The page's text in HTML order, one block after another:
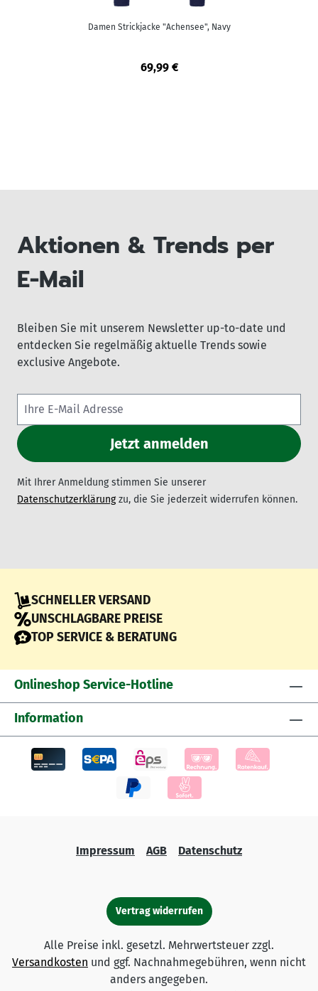
Damen Strickjacke "Achensee", Navy
69,99 €
Aktionen & Trends per
E-Mail
Bleiben Sie mit unserem Newsletter up-to-date und
entdecken Sie regelmäßig aktuelle Trends sowie
exclusive Angebote.
Mit Ihrer Anmeldung stimmen Sie unserer
Datenschutzerklärungzu, die Sie jederzeit widerrufen können.
SCHNELLER VERSAND
UNSCHLAGBARE PREISE
TOP SERVICE & BERATUNG
Onlineshop Service-Hotline
Information
Impressum AGB Datenschutz
Vertrag widerrufen
Alle Preise inkl. gesetzl. Mehrwertsteuer zzgl.
Versandkosten und ggf. Nachnahmegebühren, wenn nicht
anders angegeben.